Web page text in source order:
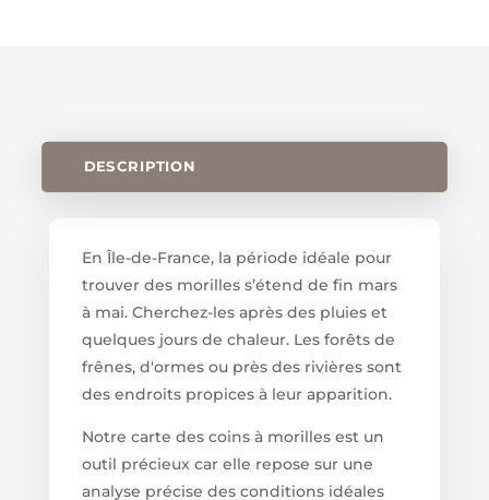
DESCRIPTION
En Île-de-France, la période idéale pour
trouver des morilles s’étend de fin mars
à mai. Cherchez-les après des pluies et
quelques jours de chaleur. Les forêts de
frênes, d'ormes ou près des rivières sont
des endroits propices à leur apparition.
Notre carte des coins à morilles est un
outil précieux car elle repose sur une
analyse précise des conditions idéales